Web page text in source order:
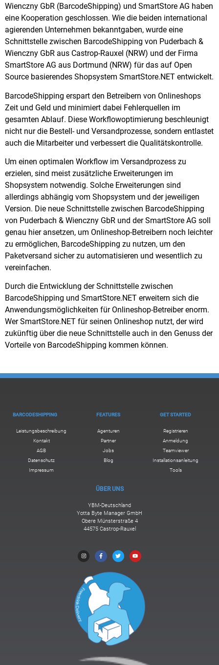
Wienczny GbR (BarcodeShipping) und SmartStore AG haben
eine Kooperation geschlossen. Wie die beiden international
agierenden Unternehmen bekanntgaben, wurde eine
Schnittstelle zwischen BarcodeShipping von Puderbach &
Wienczny GbR aus Castrop-Rauxel (NRW) und der Firma
SmartStore AG aus Dortmund (NRW) für das auf Open
Source basierendes Shopsystem SmartStore.NET entwickelt.
BarcodeShipping erspart den Betreibern von Onlineshops
Zeit und Geld und minimiert dabei Fehlerquellen im
gesamten Ablauf. Diese Workflowoptimierung beschleunigt
nicht nur die Bestell- und Versandprozesse, sondern entlastet
auch die Mitarbeiter und verbessert die Qualitätskontrolle.
Um einen optimalen Workflow im Versandprozess zu
erzielen, sind meist zusätzliche Erweiterungen im
Shopsystem notwendig. Solche Erweiterungen sind
allerdings abhängig vom Shopsystem und der jeweiligen
Version. Die neue Schnittstelle zwischen BarcodeShipping
von Puderbach & Wienczny GbR und der SmartStore AG soll
genau hier ansetzen, um Onlineshop-Betreibern noch leichter
zu ermöglichen, BarcodeShipping zu nutzen, um den
Paketversand sicher zu automatisieren und wesentlich zu
vereinfachen.
Durch die Entwicklung der Schnittstelle zwischen
BarcodeShipping und SmartStore.NET erweitern sich die
Anwendungsmöglichkeiten für Onlineshop-Betreiber enorm.
Wer SmartStore.NET für seinen Onlineshop nutzt, der wird
zukünftig über die neue Schnittstelle auch in den Genuss der
Vorteile von BarcodeShipping kommen können.
BARCODESHIPPING
Leistungsbeschreibung
Kontakt
AGB
Datenschutz
Impressum
FEATURES
Agenturen
Partner
Jobs
Blog
GET STARTED
Registrieren
Anmeldung
Teamviewer
Installationsanleitung
Tools
ÜBER UNS
YBM-Deutschland
Yotta Byte Manager GmbH
Obere Münsterstraße 4
44575 Castrop-Rauxel